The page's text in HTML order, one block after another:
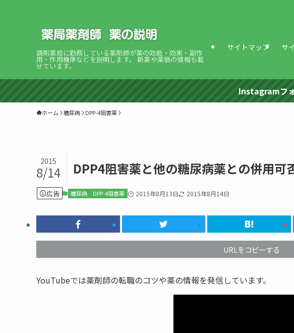
調剤薬局に勤務している薬剤師が薬の効能・効果・副作
用・作用機序などを説明します。 新薬や薬価の情報も載
せています。
サイトマップ サ
Instagramフ
ホーム 糖尿病 DPP-4阻害薬
DPP4阻害薬と他の糖尿病薬との併用可
2015
8/14
広告 糖尿病 DPP-4阻害薬 2015年8月13日 2015年8月14日
URLをコピーする
YouTubeでは薬剤師の転職のコツや薬の情報を発信しています。